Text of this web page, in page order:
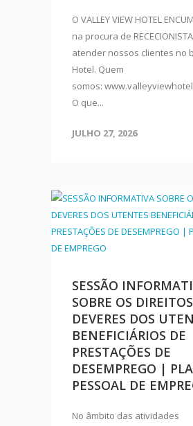
O VALLEY VIEW HOTEL
na procura de
atender nossos clientes no
Hotel. Quem
somos:
O que...
JULHO 27, 2026
SESSÃO
SOBRE OS
DEVERES DOS
BENEFICIÁRIOS DE
PRESTAÇÕES DE
DESEMPREGO |
PESSOAL DE
No âmbito das atividades